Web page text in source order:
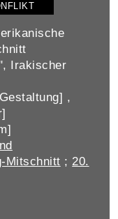
Irakischer
,
Mitschnitt ; 20.